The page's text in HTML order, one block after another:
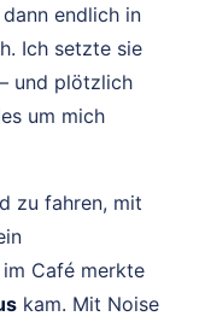
endlich in
Ich setzte sie
– und plötzlich
um mich
zu fahren, mit
Café merkte
kam. Mit Noise